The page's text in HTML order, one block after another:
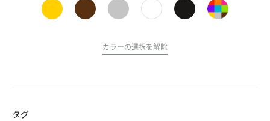
カラーの選択を解除
タグ